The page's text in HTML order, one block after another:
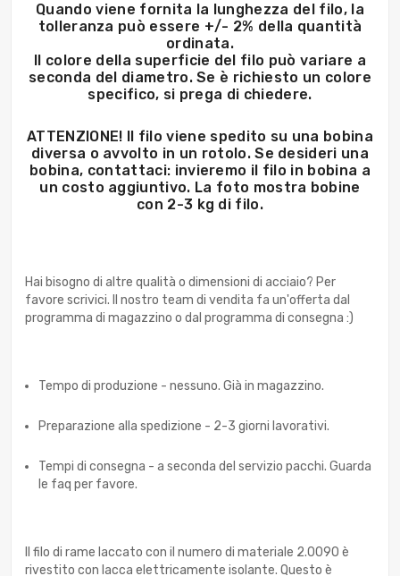
Quando viene fornita la lunghezza del filo, la
tolleranza può essere +/- 2% della quantità
ordinata.
Il colore della superficie del filo può variare a
seconda del diametro. Se è richiesto un colore
specifico, si prega di chiedere.
ATTENZIONE! Il filo viene spedito su una bobina
diversa o avvolto in un rotolo. Se desideri una
bobina, contattaci: invieremo il filo in bobina a
un costo aggiuntivo. La foto mostra bobine
con 2-3 kg di filo.
Hai bisogno di altre qualità o dimensioni di acciaio? Per
favore scrivici. Il nostro team di vendita fa un'offerta dal
programma di magazzino o dal programma di consegna :)
Tempo di produzione - nessuno. Già in magazzino.
Preparazione alla spedizione - 2-3 giorni lavorativi.
Tempi di consegna - a seconda del servizio pacchi. Guarda
le faq per favore.
Il filo di rame laccato con il numero di materiale 2.0090 è
rivestito con lacca elettricamente isolante. Questo è